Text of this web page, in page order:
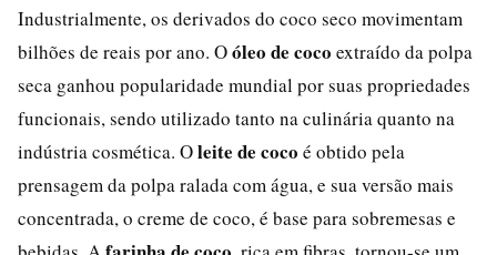
Industrialmente, os derivados do coco seco movimentam
bilhões de reais por ano. Oóleo de coco extraído da polpa
seca ganhou popularidade mundial por suas propriedades
funcionais, sendo utilizado tanto na culinária quanto na
indústria cosmética. Oleite de coco é obtido pela
prensagem da polpa ralada com água, e sua versão mais
concentrada, o creme de coco, é base para sobremesas e